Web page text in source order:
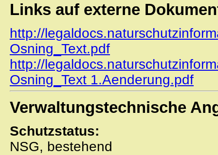
Links auf externe
http://
Osning_Text.pdf
http://
Osning_Text 1.Aenderung.pdf
Verwaltungstechnische
Schutzstatus:
NSG, bestehend